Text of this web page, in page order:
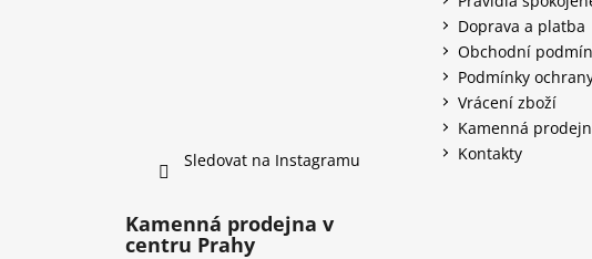
Sledovat na Instagramu
Doprava a platba
Obchodní
Podmínky
Vrácení zboží
Kamenná
Kontakty
Kamenná prodejna v
centru Prahy